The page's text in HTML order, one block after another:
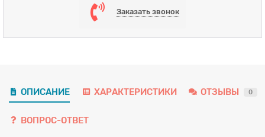
Заказать звонок
ОПИСАНИЕ ХАРАКТЕРИСТИКИ ОТЗЫВЫ 0
ВОПРОС-ОТВЕТ